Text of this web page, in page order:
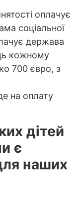
оплачує
соціальної
держава
кожному
700 євро, з
на оплату
дітей
є
наших